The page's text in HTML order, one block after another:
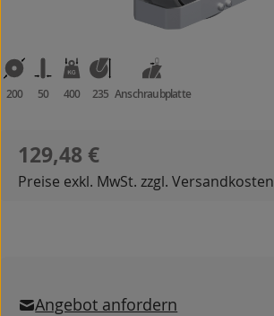
200 50 400 235 Anschraubplatte
Regulärer Preis:
129,48 €
Preise exkl. MwSt. zzgl. Versandkosten
Angebot anfordern